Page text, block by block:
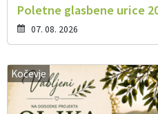
Poletne glasbene urice
07. 08. 2026
Kočevje